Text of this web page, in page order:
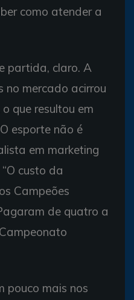
como atender a
partida, claro. A
mercado acirrou
que resultou em
esporte não é
em marketing
custo da
Campeões
de quatro a
pouco mais nos